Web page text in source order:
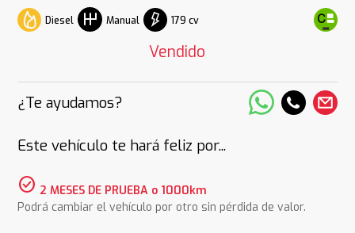
Diesel Manual 179 cv
Vendido
¿Te ayudamos?
Este vehículo te hará feliz por...
check_circle 2 MESES DE PRUEBA o 1000km
Podrá cambiar el vehículo por otro sin pérdida de valor.